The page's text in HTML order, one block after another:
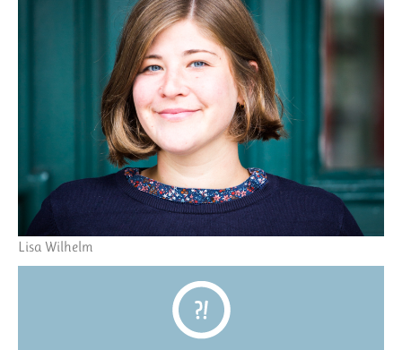
Lisa Wilhelm